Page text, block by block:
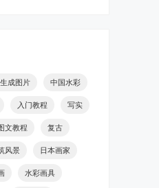
成图片 中国水彩
入门教程 写实
文教程 复古
风景 日本画家
水彩画具